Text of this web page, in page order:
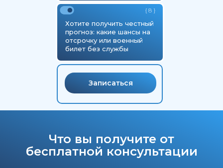
Хотите получить честный
прогноз: какие шансы на
отсрочку или военный
билет без службы
{ 8 }
Записаться
Что вы получите от
бесплатной консультации